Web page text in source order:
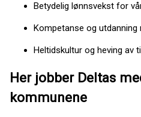
Betydelig lønnsvekst for
Kompetanse og
Heltidskultur og heving av
Her jobber Deltas
kommunene